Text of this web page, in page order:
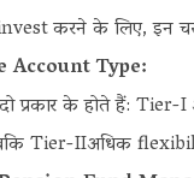
करने के लिए, इन
Account Type:
प्रकार के होते हैं:
Tier-IIअधिक